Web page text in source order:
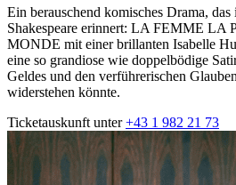
Ein berauschend komisches Drama,
Shakespeare erinnert: LA FEMME LA
MONDE mit einer brillanten Isabelle
eine so grandiose wie doppelbödige
Geldes und den verführerischen
widerstehen könnte.
Ticketauskunft unter+43 1 982 21 73